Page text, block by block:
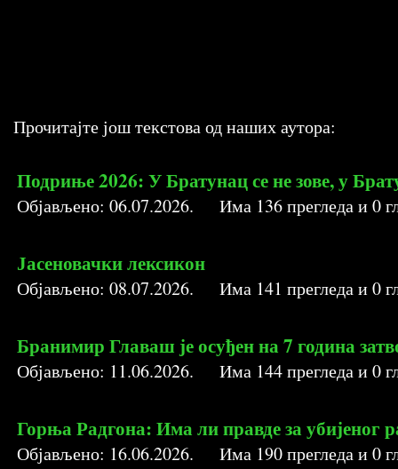
Прочитајте још текстова од наших аутора:
Подриње 2026: У Братунац се не зове, у
Објављено: 06.07.2026. Има 136прегледа и0
Јасеновачки лексикон
Објављено: 08.07.2026. Има 141 прегледа и0
Бранимир Главаш је осуђен на 7 година
Објављено: 11.06.2026. Има 144прегледа и0
Горња Радгона: Има ли правде за убијеног
Објављено: 16.06.2026. Има 190прегледа и0